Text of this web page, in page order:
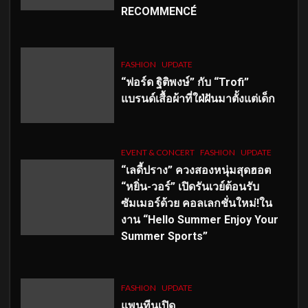
RECOMMENCÉ
FASHION UPDATE
“ฟอร์ด ฐิติพงษ์” กับ “Trofi”
แบรนด์เสื้อผ้าที่ใฝ่ฝันมาตั้งแต่เด็ก
EVENT & CONCERT FASHION UPDATE
“เลดี้ปราง” ควงสองหนุ่มสุดฮอต
“หยิ่น-วอร์” เปิดรันเวย์ต้อนรับ
ซัมเมอร์ด้วย คอลเลกชั่นใหม่!ใน
งาน “Hello Summer Enjoy Your
Summer Sports”
FASHION UPDATE
แพนทีนเปิด